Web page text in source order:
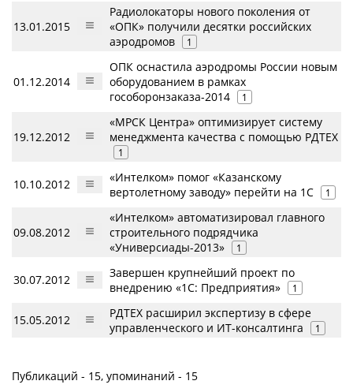
13.01.2015
Радиолокаторы нового поколения от
«ОПК» получили десятки российских
аэродромов
1
01.12.2014
ОПК оснастила аэродромы России новым
оборудованием в рамках
гособоронзаказа-2014
1
19.12.2012
«МРСК Центра» оптимизирует систему
менеджмента качества с помощью РДТЕХ
1
10.10.2012
«Интелком» помог «Казанскому
вертолетному заводу» перейти на 1С
1
09.08.2012
«Интелком» автоматизировал главного
строительного подрядчика
«Универсиады-2013»
1
30.07.2012
Завершен крупнейший проект по
внедрению «1С: Предприятия»
1
15.05.2012
РДТЕХ расширил экспертизу в сфере
управленческого и ИТ-консалтинга
1
Публикаций - 15, упоминаний - 15